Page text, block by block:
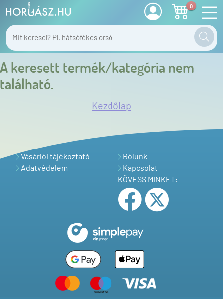
0
A keresett termék/kategória nem
található.
Kezdőlap
Vásárlói tájékoztató
Adatvédelem
Rólunk
Kapcsolat
KÖVESS MINKET: